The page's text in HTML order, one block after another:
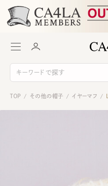
TOP / その他の帽子 / イヤーマフ /